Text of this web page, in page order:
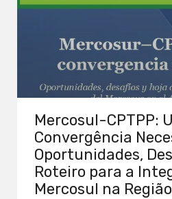
Mercosul-CPTPP:
Convergência
Oportunidades,
Roteiro para a
Mercosul na